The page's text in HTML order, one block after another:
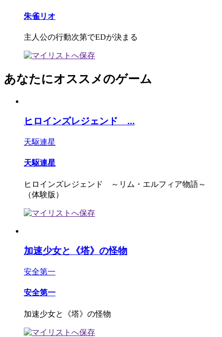
朱雀リオ
主人公の行動次第でEDが決まる
あなたにオススメのゲーム
ヒロインズレジェンド ...
天駆連星
天駆連星
ヒロインズレジェンド ～リム・エルフィア物語～
（体験版）
加速少女と《塔》の怪物
安全第一
安全第一
加速少女と《塔》の怪物